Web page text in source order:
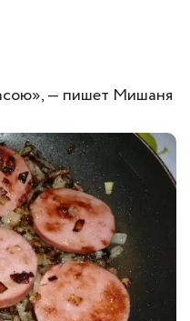
— пишет Мишаня